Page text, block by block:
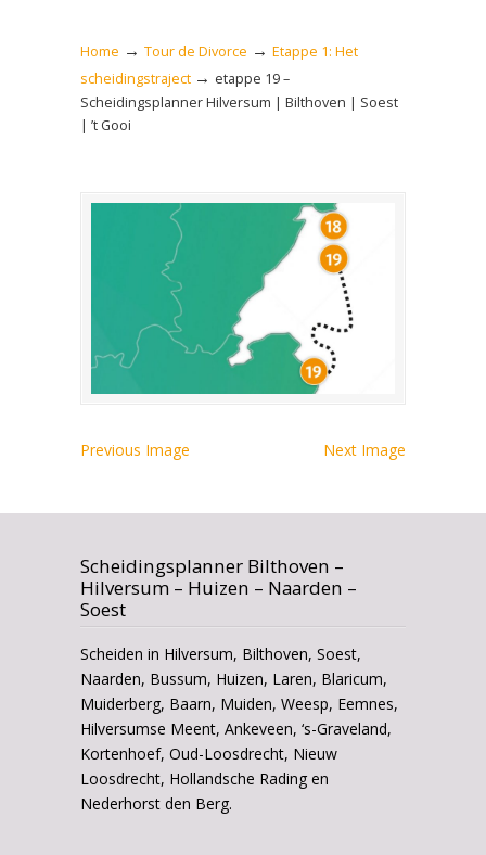
Home → Tour de Divorce → Etappe 1: Het
scheidingstraject → etappe 19 –
Scheidingsplanner Hilversum | Bilthoven | Soest
| ’t Gooi
Previous Image Next Image
Scheidingsplanner Bilthoven –
Hilversum – Huizen – Naarden –
Soest
Scheiden in Hilversum, Bilthoven, Soest,
Naarden, Bussum, Huizen, Laren, Blaricum,
Muiderberg, Baarn, Muiden, Weesp, Eemnes,
Hilversumse Meent, Ankeveen, ‘s-Graveland,
Kortenhoef, Oud-Loosdrecht, Nieuw
Loosdrecht, Hollandsche Rading en
Nederhorst den Berg.